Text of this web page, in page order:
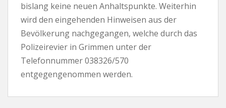
bislang keine neuen Anhaltspunkte. Weiterhin
wird den eingehenden Hinweisen aus der
Bevölkerung nachgegangen, welche durch das
Polizeirevier in Grimmen unter der
Telefonnummer 038326/570
entgegengenommen werden.